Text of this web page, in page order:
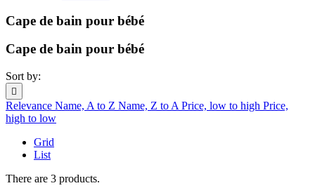
Cape de bain pour bébé
Cape de bain pour bébé
Sort by:

Relevance Name, A to Z Name, Z to A Price, low to high Price,
high to low
Grid
List
There are 3 products.